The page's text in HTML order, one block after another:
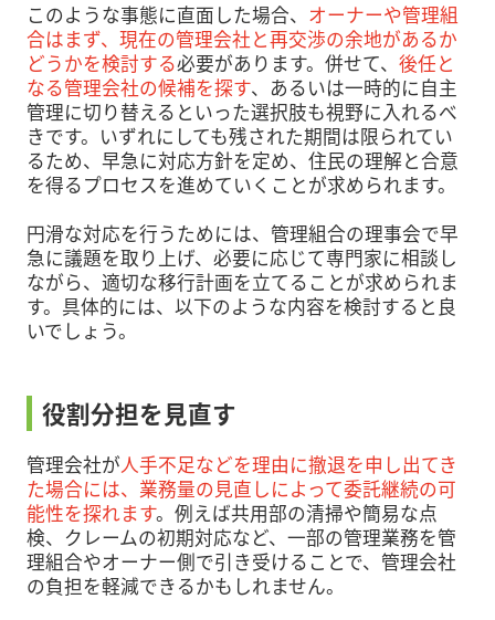
このような事態に直面した場合、 オーナーや管理組
合はまず、現在の管理会社と再交渉の余地があるか
どうかを検討する必要があります。併せて、 後任と
なる管理会社の候補を探す、あるいは一時的に自主
管理に切り替えるといった選択肢も視野に入れるべ
きです。いずれにしても残された期間は限られてい
るため、早急に対応方針を定め、住民の理解と合意
を得るプロセスを進めていくことが求められます。
円滑な対応を行うためには、管理組合の理事会で早
急に議題を取り上げ、必要に応じて専門家に相談し
ながら、適切な移行計画を立てることが求められま
す。具体的には、以下のような内容を検討すると良
いでしょう。
役割分担を見直す
管理会社が人手不足などを理由に撤退を申し出てき
た場合には、業務量の見直しによって委託継続の可
能性を探れます。例えば共用部の清掃や簡易な点
検、クレームの初期対応など、一部の管理業務を管
理組合やオーナー側で引き受けることで、管理会社
の負担を軽減できるかもしれません。